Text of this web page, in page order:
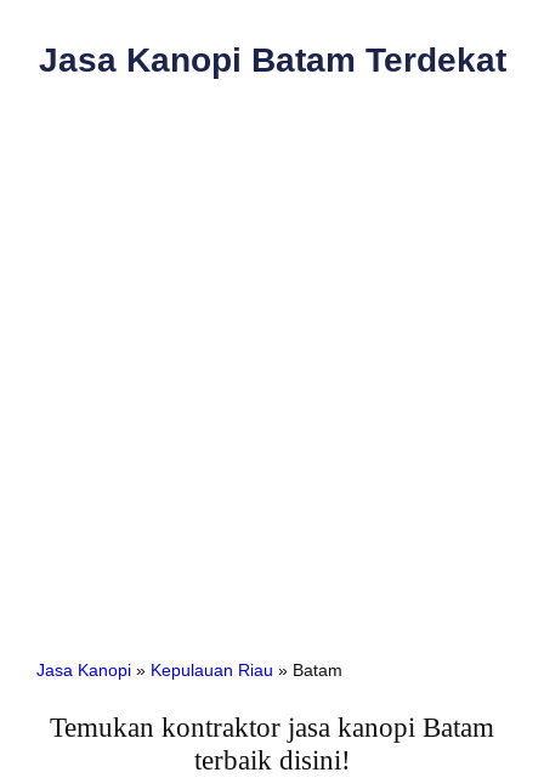
Jasa Kanopi Batam Terdekat
Jasa Kanopi» Kepulauan Riau » Batam
Temukan kontraktor jasa kanopi Batam
terbaik disini!